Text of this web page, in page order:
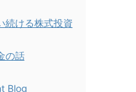
続ける株式投資
の話
Blog